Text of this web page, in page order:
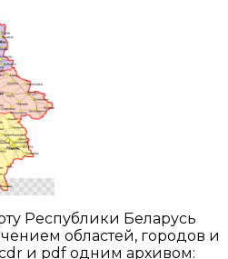
Республики Беларусь
областей, городов и
и pdf одним архивом: